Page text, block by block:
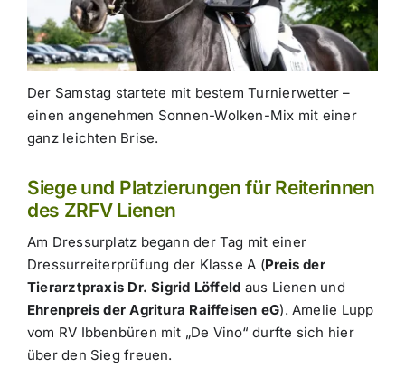
Der Samstag startete mit bestem Turnierwetter –
einen angenehmen Sonnen-Wolken-Mix mit einer
ganz leichten Brise.
Siege und Platzierungen für Reiterinnen
des ZRFV Lienen
Am Dressurplatz begann der Tag mit einer
Dressurreiterprüfung der Klasse A (Preis der
Tierarztpraxis Dr. Sigrid Löffeld aus Lienen und
Ehrenpreis der Agritura Raiffeisen eG). Amelie Lupp
vom RV Ibbenbüren mit „De Vino“ durfte sich hier
über den Sieg freuen.